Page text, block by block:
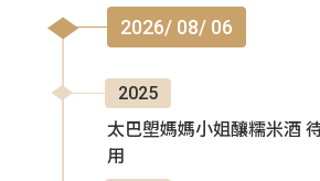
2026/ 08/ 06
2025
太巴塱媽媽小姐釀糯米酒
用